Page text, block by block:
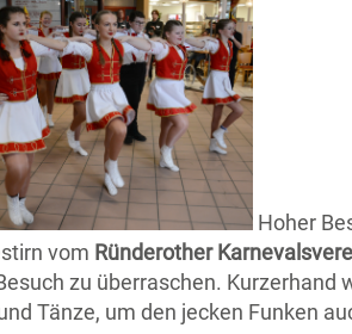
Hoher
vom Ründerother
zu überraschen. Kurzerhand
Tänze, um den jecken Funken